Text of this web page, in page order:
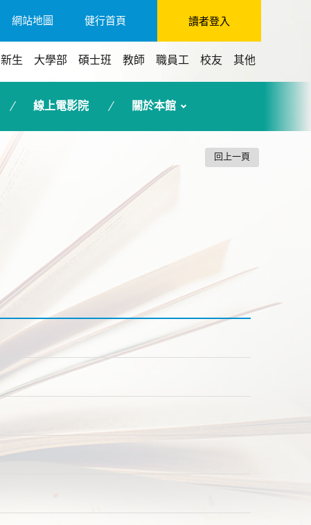
網站地圖 健行首頁 讀者登入
新生 大學部 碩士班 教師 職員工 校友 其他
線上電影院 關於本館
回上一頁